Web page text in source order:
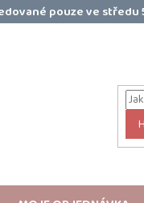
pouze ve středu